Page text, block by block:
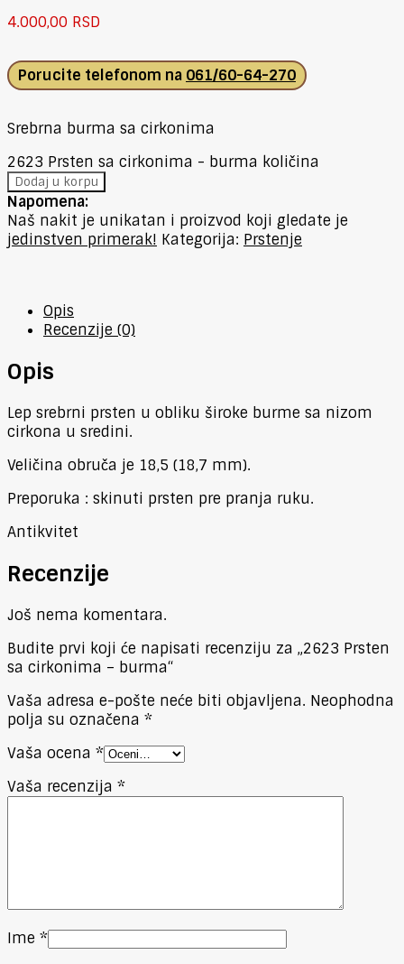
4.000,00 RSD
Porucite telefonom na 061/60-64-270
Srebrna burma sa cirkonima
2623 Prsten sa cirkonima - burma količina
Dodaj u korpu
Napomena:
Naš nakit je unikatan i proizvod koji gledate je
jedinstven primerak! Kategorija: Prstenje
Opis
Recenzije (0)
Opis
Lep srebrni prsten u obliku široke burme sa nizom
cirkona u sredini.
Veličina obruča je 18,5 (18,7 mm).
Preporuka : skinuti prsten pre pranja ruku.
Antikvitet
Recenzije
Još nema komentara.
Budite prvi koji će napisati recenziju za „2623 Prsten
sa cirkonima – burma“
Vaša adresa e-pošte neće biti objavljena. Neophodna
polja su označena *
Vaša ocena *
Vaša recenzija *
Ime *